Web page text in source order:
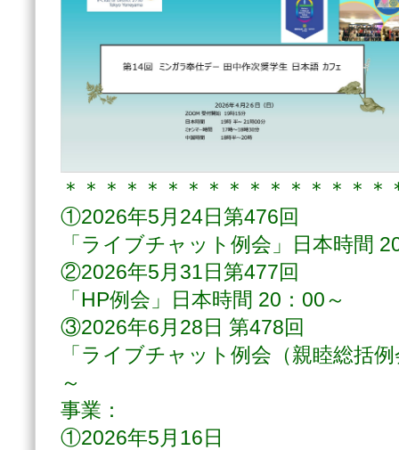
＊＊＊＊＊＊＊＊＊＊＊＊＊＊＊＊
①2026年5月24日第476回
「ライブチャット例会」日本時間
②2026年5月31日第477回
「HP例会」日本時間 20：00～
③2026年6月28日 第478回
「ライブチャット例会（親睦総括
～
事業：
①2026年5月16日